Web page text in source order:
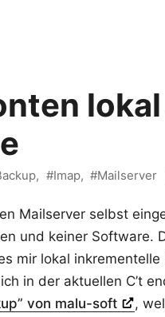
Imap Mailserver
Mailserver selbst
und keiner Software.
mir lokal
in der aktuellen C’t
von malu-soft
,